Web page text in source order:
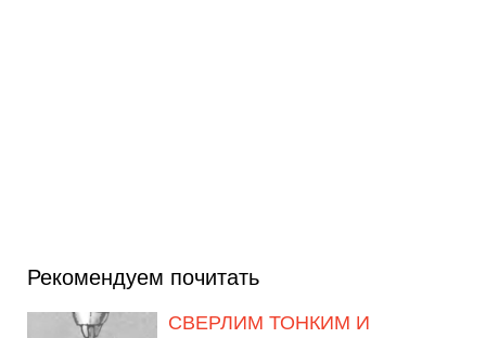
Рекомендуем почитать
СВЕРЛИМ ТОНКИМ И